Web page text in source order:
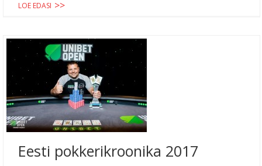
LOE EDASI
Eesti pokkerikroonika 2017